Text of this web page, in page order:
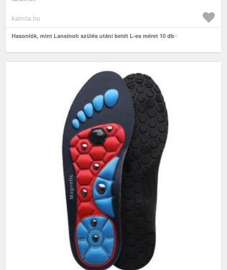
kalmia.hu
Hasonlók, mint Lansinoh szülés utáni betét L-es méret 10 db